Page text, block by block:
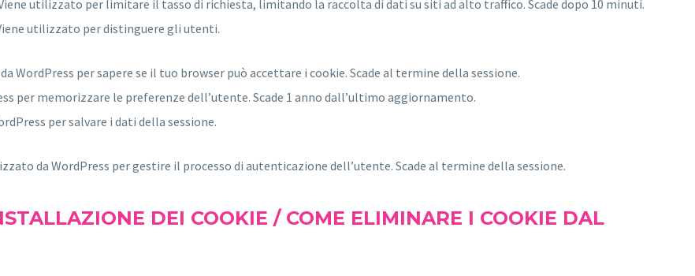
utilizzato per limitare il tasso di richiesta, limitando la raccolta di dati su siti ad alto traffico. Scade dopo 10 minuti.
utilizzato per distinguere gli utenti.
WordPress per sapere se il tuo browser può accettare i cookie. Scade al termine della sessione.
per memorizzare le preferenze dell’utente. Scade 1 anno dall’ultimo aggiornamento.
per salvare i dati della sessione.
da WordPress per gestire il processo di autenticazione dell’utente. Scade al termine della sessione.
DEI COOKIE / COME ELIMINARE I COOKIE DAL